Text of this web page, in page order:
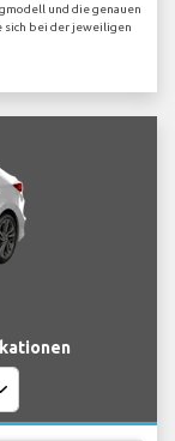
und die genauen
sich bei der jeweiligen